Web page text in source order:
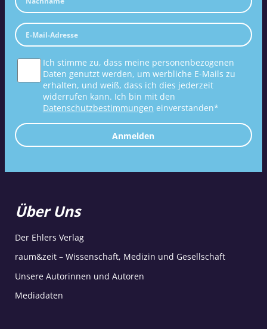
Ich stimme zu, dass meine personenbezogenen
Daten genutzt werden, um werbliche E-Mails zu
erhalten, und weiß, dass ich dies jederzeit
widerrufen kann. Ich bin mit den
Datenschutzbestimmungen einverstanden*
Anmelden
Über Uns
Der Ehlers Verlag
raum&zeit – Wissenschaft, Medizin und Gesellschaft
Unsere Autorinnen und Autoren
Mediadaten